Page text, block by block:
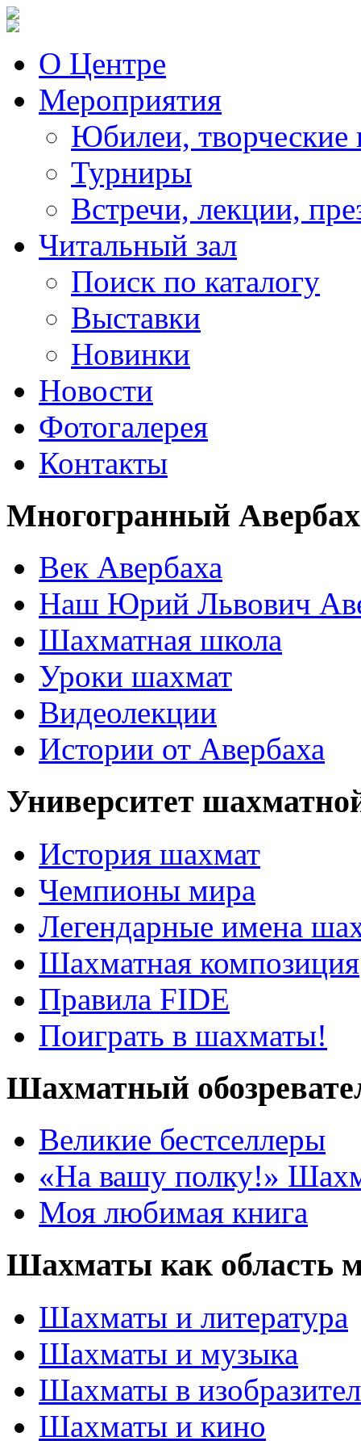
О Центре
Мероприятия
Юбилеи, творческие
Турниры
Встречи, лекции,
Читальный зал
Поиск по каталогу
Выставки
Новинки
Новости
Фотогалерея
Контакты
Многогранный Авербах
Век Авербаха
Наш Юрий Львович
Шахматная школа
Уроки шахмат
Видеолекции
Истории от Авербаха
Университет
История шахмат
Чемпионы мира
Легендарные имена
Шахматная композиция
Правила FIDE
Поиграть в шахматы!
Шахматный
Великие бестселлеры
«На вашу полку!»
Моя любимая книга
Шахматы как область
Шахматы и литература
Шахматы и музыка
Шахматы в
Шахматы и кино